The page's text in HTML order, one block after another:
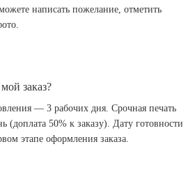
написать пожелание, отметить
заказ?
— 3 рабочих дня. Срочная печать
(доплата 50% к заказу). Дату готовности
этапе оформления заказа.